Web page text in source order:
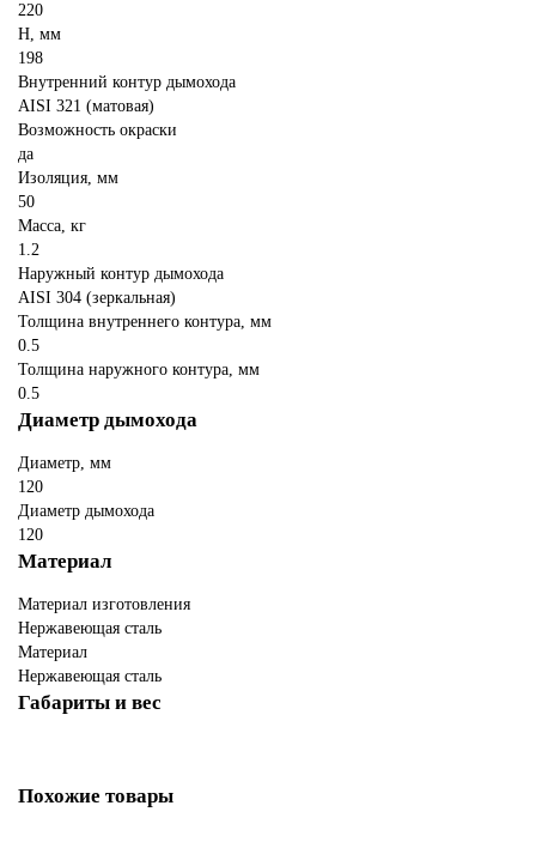
220
H, мм
198
Внутренний контур дымохода
AISI 321 (матовая)
Возможность окраски
да
Изоляция, мм
50
Масса, кг
1.2
Наружный контур дымохода
AISI 304 (зеркальная)
Толщина внутреннего контура, мм
0.5
Толщина наружного контура, мм
0.5
Диаметр дымохода
Диаметр, мм
120
Диаметр дымохода
120
Материал
Материал изготовления
Нержавеющая сталь
Материал
Нержавеющая сталь
Габариты и вес
Похожие товары